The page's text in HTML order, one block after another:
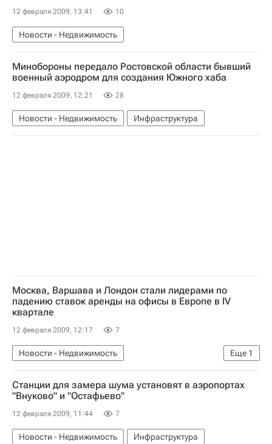
12 февраля 2009, 13:41 10
Новости - Недвижимость
Минобороны передало Ростовской области бывший
военный аэродром для создания Южного хаба
12 февраля 2009, 12:21 28
Новости - Недвижимость Инфраструктура
Москва, Варшава и Лондон стали лидерами по
падению ставок аренды на офисы в Европе в IV
квартале
12 февраля 2009, 12:17 7
Еще 1
Новости - Недвижимость
Коммерческая недвижимость
Станции для замера шума установят в аэропортах
"Внуково" и "Остафьево"
12 февраля 2009, 11:44 7
Новости - Недвижимость Инфраструктура